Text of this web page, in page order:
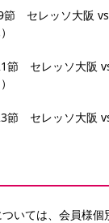
　セレッソ大阪
　セレッソ大阪
　セレッソ大阪
いては、会員様個